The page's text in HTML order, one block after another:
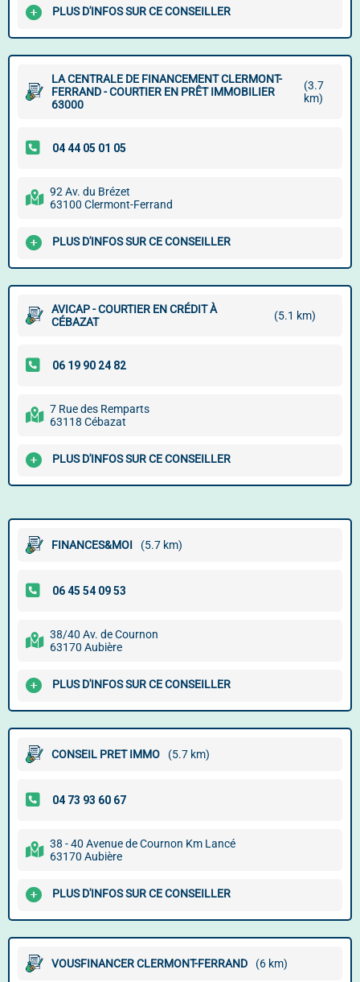
PLUS D'INFOS SUR CE CONSEILLER
LA CENTRALE DE FINANCEMENT CLERMONT-
FERRAND - COURTIER EN PRÊT IMMOBILIER
63000
(3.7
km)
92 Av. du Brézet
63100 Clermont-Ferrand
PLUS D'INFOS SUR CE CONSEILLER
AVICAP - COURTIER EN CRÉDIT À
CÉBAZAT
(5.1 km)
7 Rue des Remparts
63118 Cébazat
PLUS D'INFOS SUR CE CONSEILLER
FINANCES&MOI (5.7 km)
38/40 Av. de Cournon
63170 Aubière
PLUS D'INFOS SUR CE CONSEILLER
CONSEIL PRET IMMO (5.7 km)
38 - 40 Avenue de Cournon Km Lancé
63170 Aubière
PLUS D'INFOS SUR CE CONSEILLER
VOUSFINANCER CLERMONT-FERRAND (6 km)